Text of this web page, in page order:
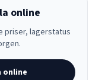
online
priser, lagerstatus
online